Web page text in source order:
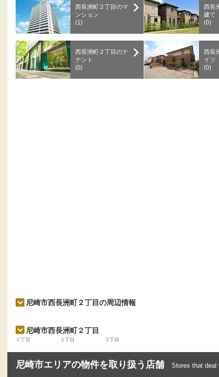
西長洲町２丁目のマ
ンション
(1)
西長
建て
(0)
西長洲町２丁目のテ
ナント
(0)
西長
イツ
(0)
尼崎市西長洲町２丁目の周辺情報
尼崎市西長洲町２丁目
１丁目 ２丁目 ３丁目
尼崎市エリアの物件を取り扱う店舗 Stores that deal